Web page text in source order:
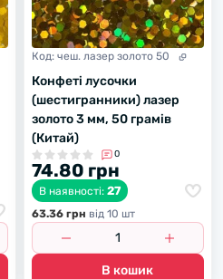
Код: чеш. лазер золото 50
Конфеті лусочки
(шестигранники) лазер
золото 3 мм, 50 грамів
(Китай)
0
74.80 грн
В наявності: 27
63.36 грн вiд 10 шт
В кошик